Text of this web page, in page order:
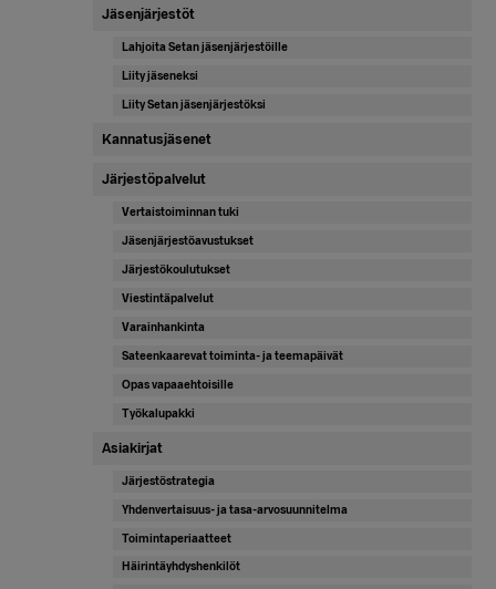
Jäsenjärjestöt
Lahjoita Setan jäsenjärjestöille
Liity jäseneksi
Liity Setan jäsenjärjestöksi
Kannatusjäsenet
Järjestöpalvelut
Vertaistoiminnan tuki
Jäsenjärjestöavustukset
Järjestökoulutukset
Viestintäpalvelut
Varainhankinta
Sateenkaarevat toiminta- ja teemapäivät
Opas vapaaehtoisille
Työkalupakki
Asiakirjat
Järjestöstrategia
Yhdenvertaisuus- ja tasa-arvosuunnitelma
Toimintaperiaatteet
Häirintäyhdyshenkilöt